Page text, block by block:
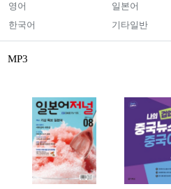
영어 일본어
한국어
기타일반
MP3